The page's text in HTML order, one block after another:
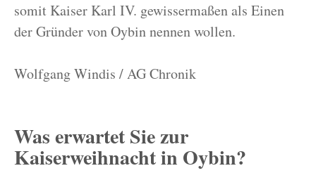
somit Kaiser Karl IV. gewissermaßen als Einen
der Gründer von Oybin nennen wollen.
Wolfgang Windis / AG Chronik
Was erwartet Sie zur
Kaiserweihnacht in Oybin?